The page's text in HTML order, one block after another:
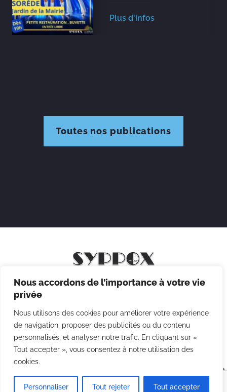
Nous accordons de l’importance à votre vie
privée
Nous utilisons des cookies pour améliorer votre expérience
de navigation, proposer des publicités ou du contenu
personnalisés, et analyser notre trafic. En cliquant sur «
Tout accepter », vous consentez à notre utilisation des
cookies.
Personnaliser Tout rejeter Tout accepter
Plus d'infos
Toutes nos publications
Mentions légales
Politique des cookies
CGV
Agence
Point Com